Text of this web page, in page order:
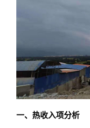
一、热收入项分析